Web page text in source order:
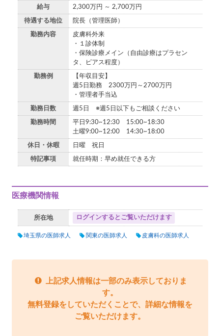
給与 2,300万円 ～ 2,700万円
待遇する地位 院長（管理医師）
勤務内容
皮膚科外来
・１診体制
・保険診療メイン（自由診療はプラセン
タ、ピアス程度）
勤務例
【年収目安】
週5日勤務 2300万円～2700万円
・管理者手当込
勤務日数 週5日 ※週5日以下もご相談ください
勤務時間
平日9:30~12:30 15:00~18:30
土曜9:00~12:00 14:30~18:00
休日・休暇 日曜 祝日
特記事項 就任時期：早め就任できる方
医療機関情報
所在地 ログインするとご覧いただけます
埼玉県の医師求人 関東の医師求人 皮膚科の医師求人
上記求人情報は一部のみ表示しておりま
す。
無料登録をしていただくことで、詳細な情報を
ご覧いただけます。